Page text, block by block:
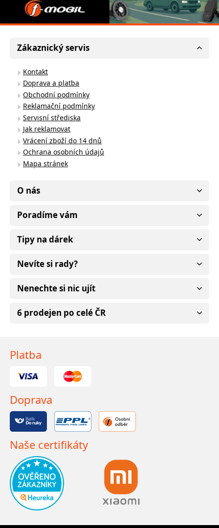
Zákaznický servis
Kontakt
Doprava a platba
Obchodní podmínky
Reklamační podmínky
Servisní střediska
Jak reklamovat
Vrácení zboží do 14 dnů
Ochrana osobních údajů
Mapa stránek
O nás
Poradíme vám
Tipy na dárek
Nevíte si rady?
Nenechte si nic ujít
6 prodejen po celé ČR
Platba
Doprava
Naše certifikáty